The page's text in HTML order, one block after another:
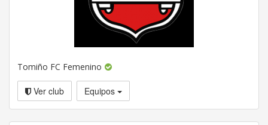
Tomiño FC Femenino
Ver club Equipos